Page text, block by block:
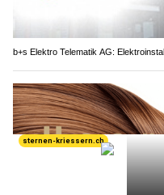
b+s Elektro Telematik AG: